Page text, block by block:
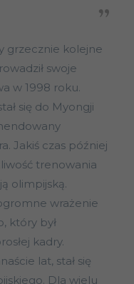
grzecznie kolejne
swoje
w 1998 roku.
się do Myongji
Jakiś czas później
trenowania
olimpijską.
wrażenie
który był
kadry.
lat, stał się
Dla wielu